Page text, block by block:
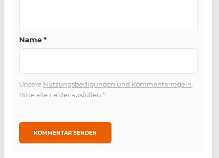
Name *
Unsere Nutzungsbedigungen und Kommentarregeln
Bitte alle Felder ausfüllen *